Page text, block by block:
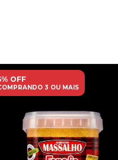
OFF
3 OU MAIS